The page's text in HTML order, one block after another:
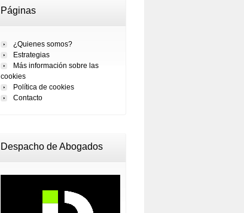
Páginas
¿Quienes somos?
Estrategias
Más información sobre las
cookies
Política de cookies
Contacto
Despacho de Abogados